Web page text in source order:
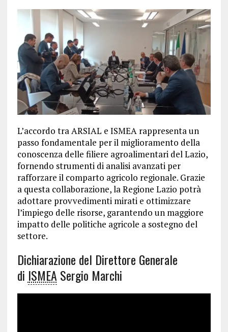
L’accordo tra ARSIAL e ISMEA rappresenta un
passo fondamentale per il miglioramento della
conoscenza delle filiere agroalimentari del Lazio,
fornendo strumenti di analisi avanzati per
rafforzare il comparto agricolo regionale. Grazie
a questa collaborazione, la Regione Lazio potrà
adottare provvedimenti mirati e ottimizzare
l’impiego delle risorse, garantendo un maggiore
impatto delle politiche agricole a sostegno del
settore.
Dichiarazione del Direttore Generale
di ISMEA Sergio Marchi